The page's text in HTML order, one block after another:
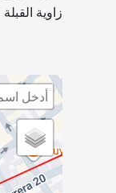
زاوية